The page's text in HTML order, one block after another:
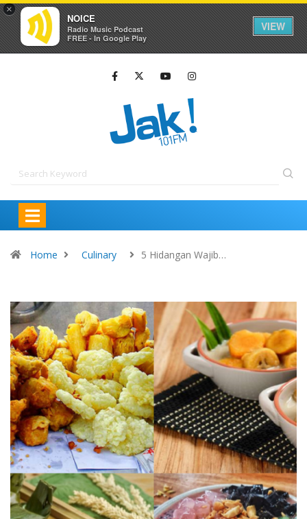
×
NOICE
Radio Music Podcast
FREE - In Google Play
VIEW
Home Culinary 5 Hidangan Wajib…